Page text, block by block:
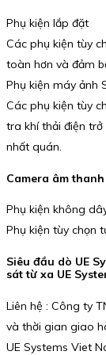
Phụ kiện lắp đặt
Các phụ kiện tùy
toàn hơn và đảm
Phụ kiện máy ảnh
Các phụ kiện tùy
tra khí thải điện
nhất quán.
Camera âm thanh
Phụ kiện không
Phụ kiện tùy chọn
Siêu đầu dò UE
sát từ xa UE
Liên hệ : Công ty
và thời gian giao
UE Systems Viet